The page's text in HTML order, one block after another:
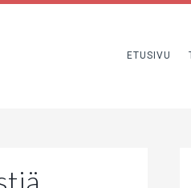
ETUSIVU